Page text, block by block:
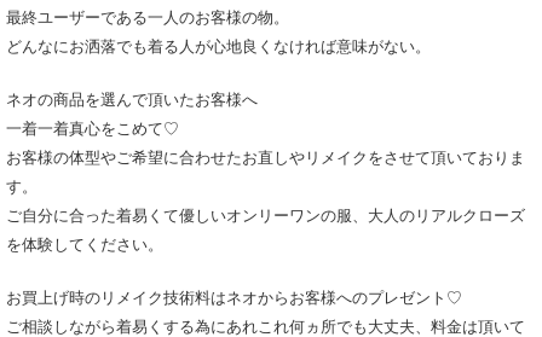
最終ユーザーである一人のお客様の物。
どんなにお洒落でも着る人が心地良くなければ意味がない。
ネオの商品を選んで頂いたお客様へ
一着一着真心をこめて♡
お客様の体型やご希望に合わせたお直しやリメイクをさせて頂いておりま
す。
ご自分に合った着易くて優しいオンリーワンの服、大人のリアルクローズ
を体験してください。
お買上げ時のリメイク技術料はネオからお客様へのプレゼント♡
ご相談しながら着易くする為にあれこれ何ヵ所でも大丈夫、料金は頂いて